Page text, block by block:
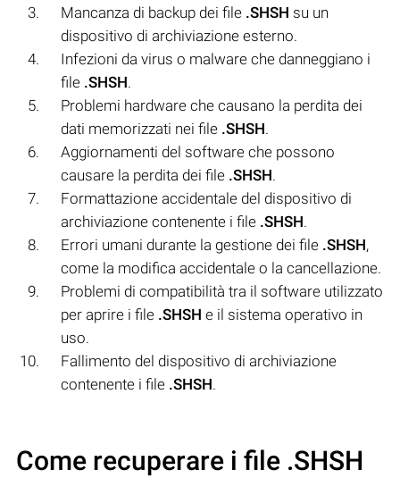
Mancanza di backup dei file .SHSH su un
dispositivo di archiviazione esterno.
Infezioni da virus o malware che danneggiano i
file .SHSH.
Problemi hardware che causano la perdita dei
dati memorizzati nei file .SHSH.
Aggiornamenti del software che possono
causare la perdita dei file .SHSH.
Formattazione accidentale del dispositivo di
archiviazione contenente i file .SHSH.
Errori umani durante la gestione dei file .SHSH,
come la modifica accidentale o la cancellazione.
Problemi di compatibilità tra il software utilizzato
per aprire i file .SHSH e il sistema operativo in
uso.
Fallimento del dispositivo di archiviazione
contenente i file .SHSH.
Come recuperare i file .SHSH